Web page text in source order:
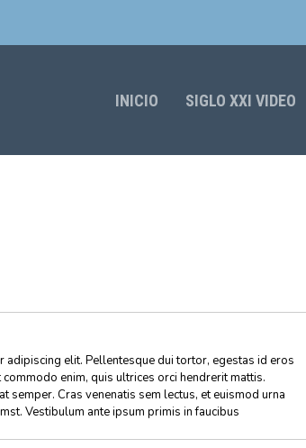
INICIO SIGLO XXI VIDEO
adipiscing elit. Pellentesque dui tortor, egestas id eros
enim, quis ultrices orci hendrerit mattis.
semper. Cras venenatis sem lectus, et euismod urna
Vestibulum ante ipsum primis in faucibus